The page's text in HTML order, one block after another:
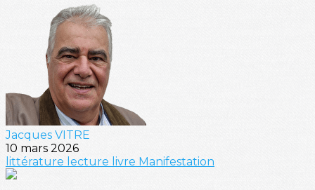
Jacques VITRE
10 mars 2026
littérature lecture livre Manifestation